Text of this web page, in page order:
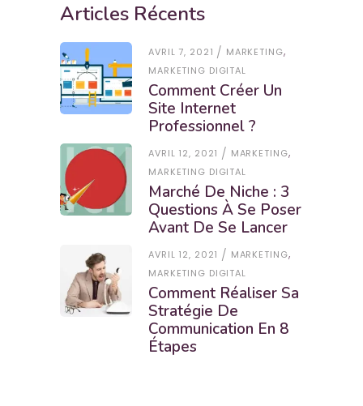
Articles Récents
AVRIL 7, 2021 MARKETING,
MARKETING DIGITAL
Comment Créer Un
Site Internet
Professionnel ?
AVRIL 12, 2021 MARKETING,
MARKETING DIGITAL
Marché De Niche : 3
Questions À Se Poser
Avant De Se Lancer
AVRIL 12, 2021 MARKETING,
MARKETING DIGITAL
Comment Réaliser Sa
Stratégie De
Communication En 8
Étapes